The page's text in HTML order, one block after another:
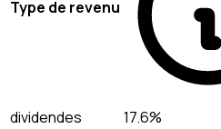
Type de revenu
dividendes
17.6%